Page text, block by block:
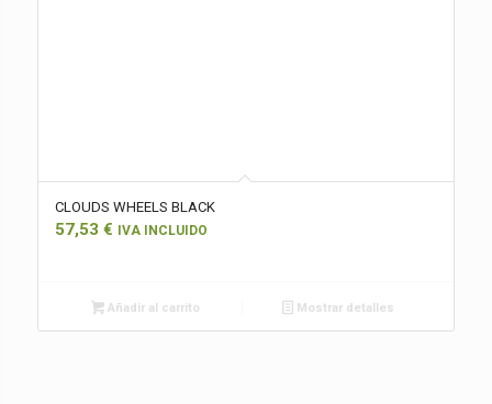
CLOUDS WHEELS BLACK
57,53 € IVA INCLUIDO
Añadir al carrito Mostrar detalles